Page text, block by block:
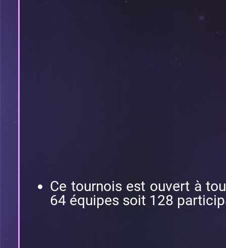
Ce tournois est ouvert à
64 équipes soit 128